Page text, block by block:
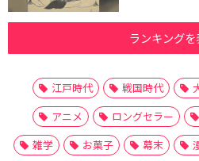
ランキングを
江戸時代 戦国時代
アニメ
ロングセラー
雑学
お菓子 幕末